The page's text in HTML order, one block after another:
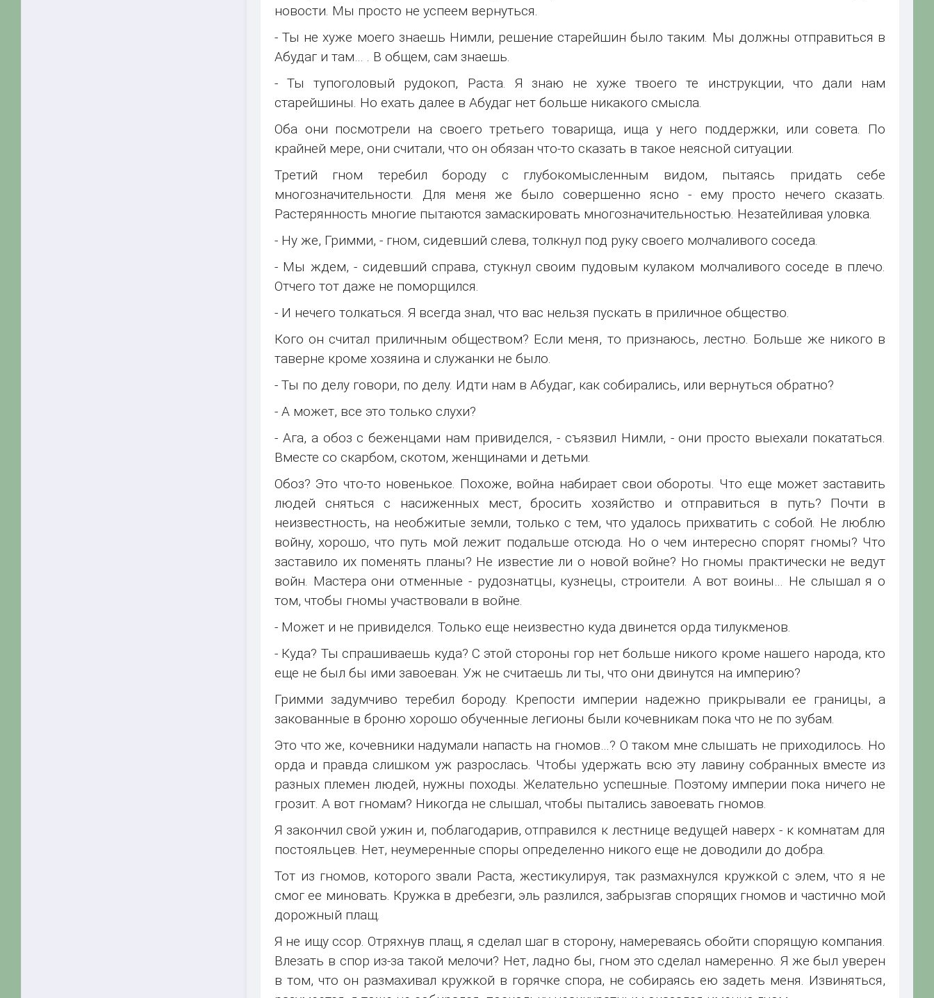
новости. Мы просто не успеем вернуться.
- Ты не хуже моего знаешь Нимли, решение старейшин было таким. Мы должны отправиться в
Абудаг и там… . В общем, сам знаешь.
- Ты тупоголовый рудокоп, Раста. Я знаю не хуже твоего те инструкции, что дали нам
старейшины. Но ехать далее в Абудаг нет больше никакого смысла.
Оба они посмотрели на своего третьего товарища, ища у него поддержки, или совета. По
крайней мере, они считали, что он обязан что-то сказать в такое неясной ситуации.
Третий гном теребил бороду с глубокомысленным видом, пытаясь придать себе
многозначительности. Для меня же было совершенно ясно - ему просто нечего сказать.
Растерянность многие пытаются замаскировать многозначительностью. Незатейливая уловка.
- Ну же, Гримми, - гном, сидевший слева, толкнул под руку своего молчаливого соседа.
- Мы ждем, - сидевший справа, стукнул своим пудовым кулаком молчаливого соседе в плечо.
Отчего тот даже не поморщился.
- И нечего толкаться. Я всегда знал, что вас нельзя пускать в приличное общество.
Кого он считал приличным обществом? Если меня, то признаюсь, лестно. Больше же никого в
таверне кроме хозяина и служанки не было.
- Ты по делу говори, по делу. Идти нам в Абудаг, как собирались, или вернуться обратно?
- А может, все это только слухи?
- Ага, а обоз с беженцами нам привиделся, - съязвил Нимли, - они просто выехали покататься.
Вместе со скарбом, скотом, женщинами и детьми.
Обоз? Это что-то новенькое. Похоже, война набирает свои обороты. Что еще может заставить
людей сняться с насиженных мест, бросить хозяйство и отправиться в путь? Почти в
неизвестность, на необжитые земли, только с тем, что удалось прихватить с собой. Не люблю
войну, хорошо, что путь мой лежит подальше отсюда. Но о чем интересно спорят гномы? Что
заставило их поменять планы? Не известие ли о новой войне? Но гномы практически не ведут
войн. Мастера они отменные - рудознатцы, кузнецы, строители. А вот воины… Не слышал я о
том, чтобы гномы участвовали в войне.
- Может и не привиделся. Только еще неизвестно куда двинется орда тилукменов.
- Куда? Ты спрашиваешь куда? С этой стороны гор нет больше никого кроме нашего народа, кто
еще не был бы ими завоеван. Уж не считаешь ли ты, что они двинутся на империю?
Гримми задумчиво теребил бороду. Крепости империи надежно прикрывали ее границы, а
закованные в броню хорошо обученные легионы были кочевникам пока что не по зубам.
Это что же, кочевники надумали напасть на гномов…? О таком мне слышать не приходилось. Но
орда и правда слишком уж разрослась. Чтобы удержать всю эту лавину собранных вместе из
разных племен людей, нужны походы. Желательно успешные. Поэтому империи пока ничего не
грозит. А вот гномам? Никогда не слышал, чтобы пытались завоевать гномов.
Я закончил свой ужин и, поблагодарив, отправился к лестнице ведущей наверх - к комнатам для
постояльцев. Нет, неумеренные споры определенно никого еще не доводили до добра.
Тот из гномов, которого звали Раста, жестикулируя, так размахнулся кружкой с элем, что я не
смог ее миновать. Кружка в дребезги, эль разлился, забрызгав спорящих гномов и частично мой
дорожный плащ.
Я не ищу ссор. Отряхнув плащ, я сделал шаг в сторону, намереваясь обойти спорящую компания.
Влезать в спор из-за такой мелочи? Нет, ладно бы, гном это сделал намеренно. Я же был уверен
в том, что он размахивал кружкой в горячке спора, не собираясь ею задеть меня. Извиняться,